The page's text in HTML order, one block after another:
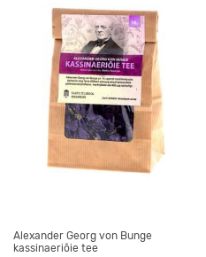
Alexander Georg von Bunge
kassinaeriõie tee